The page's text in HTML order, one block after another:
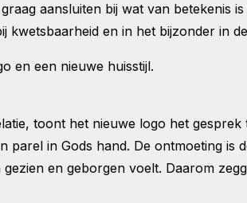
aansluiten bij wat van betekenis
en in het bijzonder in
en een nieuwe huisstijl.
toont het nieuwe logo het
in Gods hand. De ontmoeting is
en geborgen voelt. Daarom